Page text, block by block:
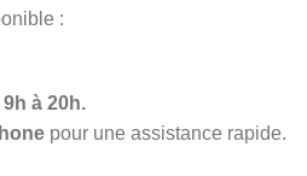
:
à 20h.
pour une assistance rapide.